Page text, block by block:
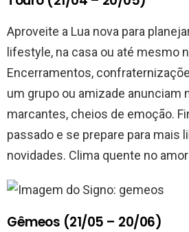
Aproveite a Lua nova para
lifestyle, na casa ou até mesmo
Encerramentos,
um grupo ou amizade anunciam
marcantes, cheios de emoção.
passado e se prepare para mais
novidades. Clima quente no
Gêmeos (21/05 – 20/06)